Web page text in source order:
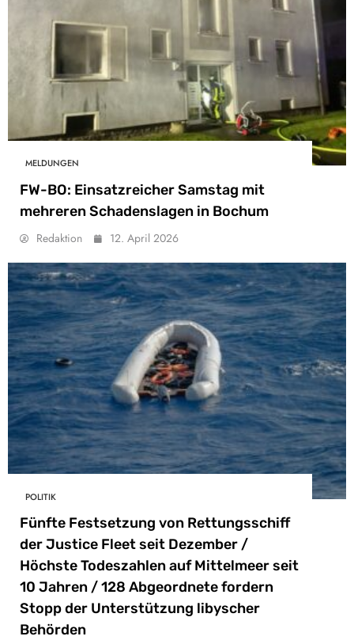
MELDUNGEN
FW-BO: Einsatzreicher Samstag mit
mehreren Schadenslagen in Bochum
Redaktion 12. April 2026
POLITIK
Fünfte Festsetzung von Rettungsschiff
der Justice Fleet seit Dezember /
Höchste Todeszahlen auf Mittelmeer seit
10 Jahren / 128 Abgeordnete fordern
Stopp der Unterstützung libyscher
Behörden